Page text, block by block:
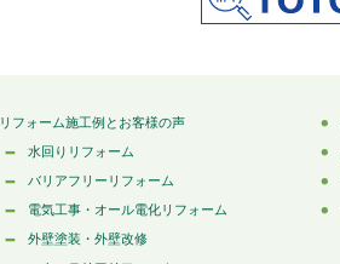
リフォーム施工例とお客様の声
水回りリフォーム
バリアフリーリフォーム
電気工事・オール電化リフォーム
外壁塗装・外壁改修